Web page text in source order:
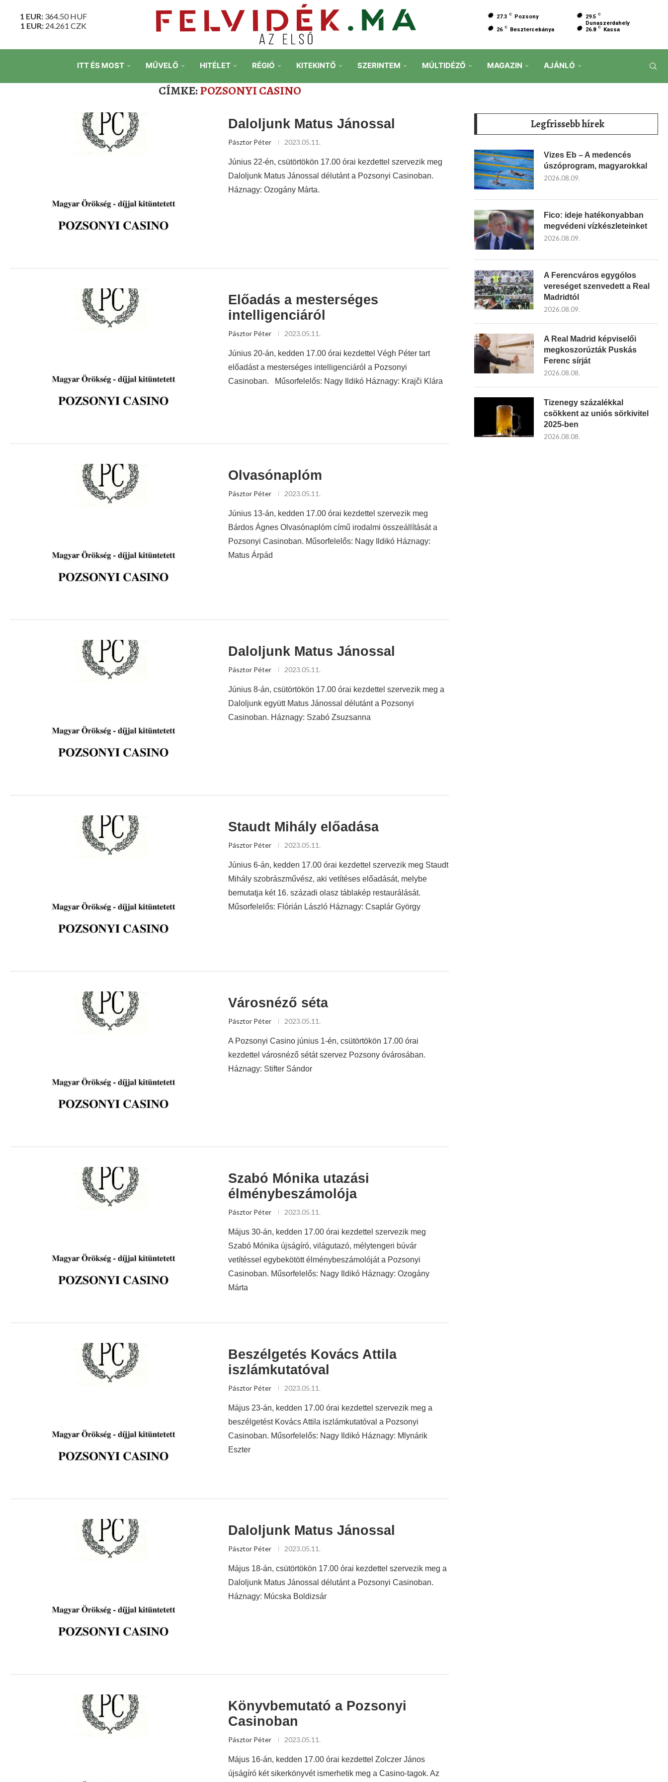
1 EUR: 364.50HUF
1 EUR: 24.261 CZK
27.3 C Pozsony 29.5 C
Dunaszerdahely
26 C Besztercebánya 26.8 C Kassa
ITT ÉS MOST MŰVELŐ HITÉLET RÉGIÓ KITEKINTŐ SZERINTEM MÚLTIDÉZŐ MAGAZIN AJÁNLÓ
CÍMKE:POZSONYI CASINO
Daloljunk Matus Jánossal
Pásztor Péter 2023.05.11.
Június 22-én, csütörtökön 17.00 órai kezdettel szervezik meg
Daloljunk Matus Jánossal délutánt a Pozsonyi Casinoban.
Háznagy: Ozogány Márta.
Előadás a mesterséges
intelligenciáról
Pásztor Péter 2023.05.11.
Június 20-án, kedden 17.00 órai kezdettel Végh Péter tart
előadást a mesterséges intelligenciáról a Pozsonyi
Casinoban. Műsorfelelős: Nagy Ildikó Háznagy: Krajči Klára
Olvasónaplóm
Pásztor Péter 2023.05.11.
Június 13-án, kedden 17.00 órai kezdettel szervezik meg
Bárdos Ágnes Olvasónaplóm című irodalmi összeállítását a
Pozsonyi Casinoban. Műsorfelelős: Nagy Ildikó Háznagy:
Matus Árpád
Daloljunk Matus Jánossal
Pásztor Péter 2023.05.11.
Június 8-án, csütörtökön 17.00 órai kezdettel szervezik meg a
Daloljunk együtt Matus Jánossal délutánt a Pozsonyi
Casinoban. Háznagy: Szabó Zsuzsanna
Staudt Mihály előadása
Pásztor Péter 2023.05.11.
Június 6-án, kedden 17.00 órai kezdettel szervezik meg Staudt
Mihály szobrászművész, aki vetítéses előadását, melybe
bemutatja két 16. századi olasz táblakép restaurálását.
Műsorfelelős: Flórián László Háznagy: Csaplár György
Városnéző séta
Pásztor Péter 2023.05.11.
A Pozsonyi Casino június 1-én, csütörtökön 17.00 órai
kezdettel városnéző sétát szervez Pozsony óvárosában.
Háznagy: Stifter Sándor
Szabó Mónika utazási
élménybeszámolója
Pásztor Péter 2023.05.11.
Május 30-án, kedden 17.00 órai kezdettel szervezik meg
Szabó Mónika újságíró, világutazó, mélytengeri búvár
vetítéssel egybekötött élménybeszámolóját a Pozsonyi
Casinoban. Műsorfelelős: Nagy Ildikó Háznagy: Ozogány
Márta
Beszélgetés Kovács Attila
iszlámkutatóval
Pásztor Péter 2023.05.11.
Május 23-án, kedden 17.00 órai kezdettel szervezik meg a
beszélgetést Kovács Attila iszlámkutatóval a Pozsonyi
Casinoban. Műsorfelelős: Nagy Ildikó Háznagy: Mlynárik
Eszter
Daloljunk Matus Jánossal
Pásztor Péter 2023.05.11.
Május 18-án, csütörtökön 17.00 órai kezdettel szervezik meg a
Daloljunk Matus Jánossal délutánt a Pozsonyi Casinoban.
Háznagy: Múcska Boldizsár
Könyvbemutató a Pozsonyi
Casinoban
Pásztor Péter 2023.05.11.
Május 16-án, kedden 17.00 órai kezdettel Zolczer János
újságíró két sikerkönyvét ismerhetik meg a Casino-tagok. Az
Legfrissebb hírek
Vizes Eb – A medencés
úszóprogram, magyarokkal
2026.08.09.
Fico: ideje hatékonyabban
megvédeni vízkészleteinket
2026.08.09.
A Ferencváros egygólos
vereséget szenvedett a Real
Madridtól
2026.08.09.
A Real Madrid képviselői
megkoszorúzták Puskás
Ferenc sírját
2026.08.08.
Tizenegy százalékkal
csökkent az uniós sörkivitel
2025-ben
2026.08.08.